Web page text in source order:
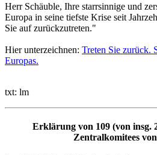
Herr Schäuble, Ihre starrsinnige und
Europa in seine tiefste Krise seit
Sie auf zurückzutreten."
Hier unterzeichnen: Treten Sie zurück.
Europas.
txt: lm
Erklärung von 109 (von insg.
Zentralkomitees